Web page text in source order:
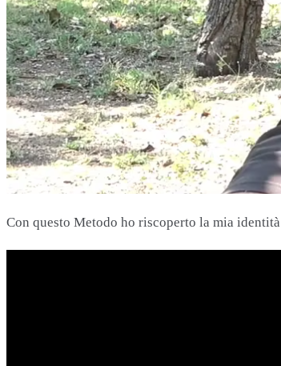
Con questo Metodo ho riscoperto la mia identità